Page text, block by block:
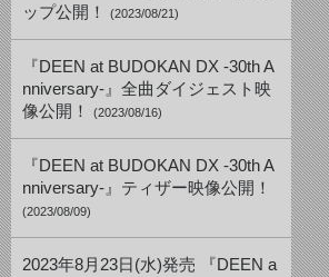
ップ公開！
(2023/08/21)
『DEEN at BUDOKAN DX -30th A
nniversary-』全曲ダイジェスト映
像公開！
(2023/08/16)
『DEEN at BUDOKAN DX -30th A
nniversary-』ティザー映像公開！
(2023/08/09)
2023年8月23日(水)発売 『DEEN a